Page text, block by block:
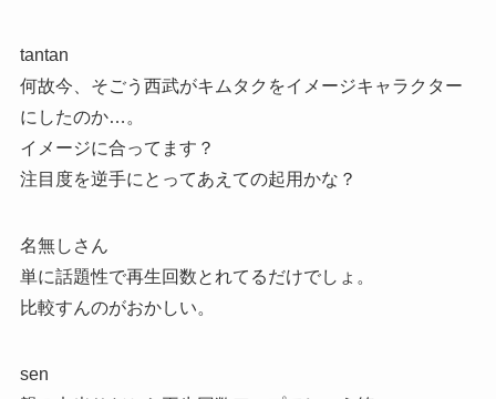
tantan
何故今、そごう西武がキムタクをイメージキャラクター
にしたのか…。
イメージに合ってます？
注目度を逆手にとってあえての起用かな？
名無しさん
単に話題性で再生回数とれてるだけでしょ。
比較すんのがおかしい。
sen